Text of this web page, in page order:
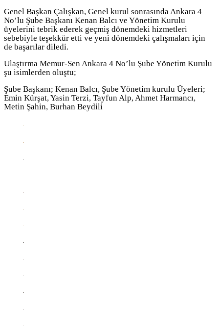
Genel Başkan Çalışkan, Genel kurul sonrasında Ankara 4
No’lu Şube Başkanı Kenan Balcı ve Yönetim Kurulu
üyelerini tebrik ederek geçmiş dönemdeki hizmetleri
sebebiyle teşekkür etti ve yeni dönemdeki çalışmaları için
de başarılar diledi.
Ulaştırma Memur-Sen Ankara 4 No’lu Şube Yönetim Kurulu
şu isimlerden oluştu;
Şube Başkanı; Kenan Balcı, Şube Yönetim kurulu Üyeleri;
Emin Kürşat, Yasin Terzi, Tayfun Alp, Ahmet Harmancı,
Metin Şahin, Burhan Beydili